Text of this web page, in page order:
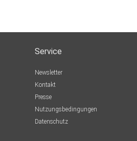
Service
Newsletter
Kontakt
Presse
Nutzungsbedingungen
Datenschutz